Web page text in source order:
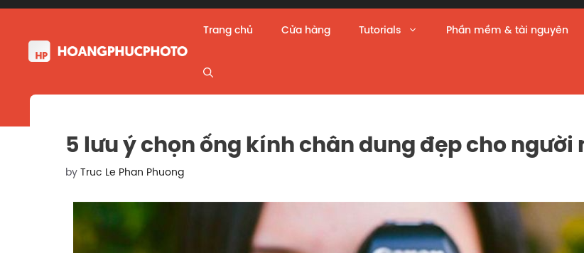
Skip
content
Trang chủ Cửa hàng Tutorials Phần mềm & tài nguyên
5 lưu ý chọn ống kính chân dung đẹp cho người
by Truc Le Phan Phuong